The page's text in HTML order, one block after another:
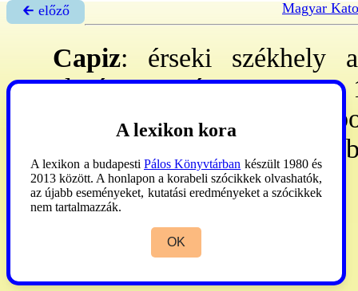
🡰 előző Magyar
Capiz: érseki székhely
alapított ppséget 1976. I.
Roxas City. Suffr-ai:
629.871 l, 613.114 h, 24
**
1990:131.
A lexikon kora
A lexikon a budapesti Pálos Könyvtárban készült 1980 és
2013 között. A honlapon a korabeli szócikkek olvashatók,
az újabb eseményeket, kutatási eredményeket a szócikkek
nem tartalmazzák.
OK